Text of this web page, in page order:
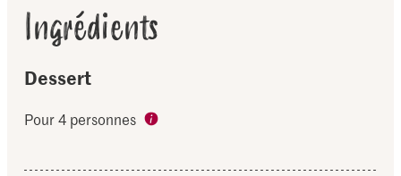
Ingrédients
Dessert
Pour 4 personnes